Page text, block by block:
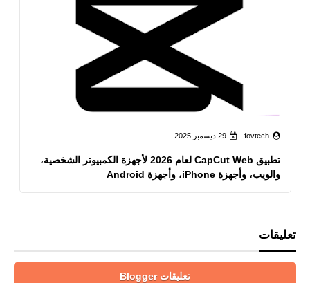
fovtech 29 ديسمبر 2025
تطبيق CapCut Web لعام 2026 لأجهزة الكمبيوتر الشخصية،
والويب، وأجهزة iPhone، وأجهزة Android
تعليقات
تعليقات Blogger